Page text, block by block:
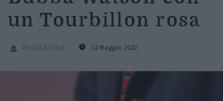
un Tourbillon rosa
REDAZIONE 12 Maggio 2022